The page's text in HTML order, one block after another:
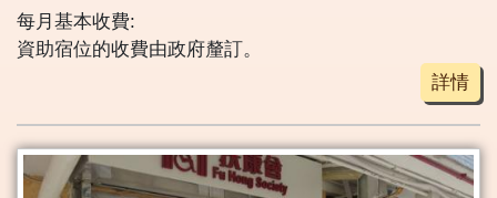
每月基本收費:
資助宿位的收費由政府釐訂。
詳情